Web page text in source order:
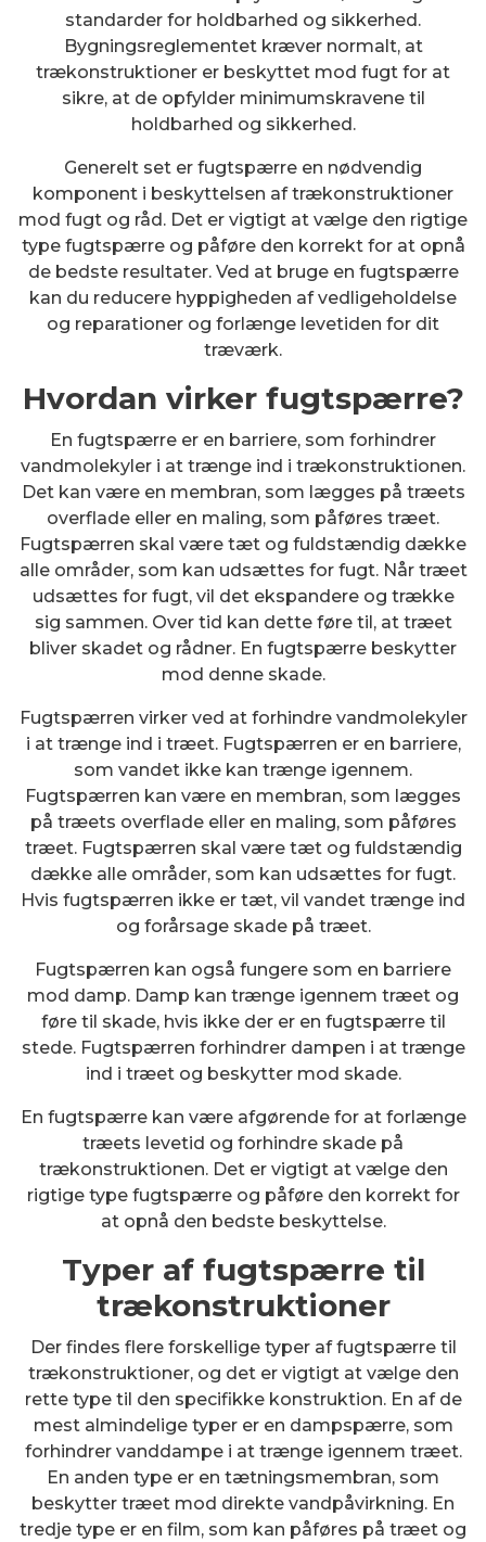
standarder for holdbarhed og sikkerhed.
Bygningsreglementet kræver normalt, at
trækonstruktioner er beskyttet mod fugt for at
sikre, at de opfylder minimumskravene til
holdbarhed og sikkerhed.
Generelt set er fugtspærre en nødvendig
komponent i beskyttelsen af trækonstruktioner
mod fugt og råd. Det er vigtigt at vælge den rigtige
type fugtspærre og påføre den korrekt for at opnå
de bedste resultater. Ved at bruge en fugtspærre
kan du reducere hyppigheden af ​​vedligeholdelse
og reparationer og forlænge levetiden for dit
træværk.
Hvordan virker fugtspærre?
En fugtspærre er en barriere, som forhindrer
vandmolekyler i at trænge ind i trækonstruktionen.
Det kan være en membran, som lægges på træets
overflade eller en maling, som påføres træet.
Fugtspærren skal være tæt og fuldstændig dække
alle områder, som kan udsættes for fugt. Når træet
udsættes for fugt, vil det ekspandere og trække
sig sammen. Over tid kan dette føre til, at træet
bliver skadet og rådner. En fugtspærre beskytter
mod denne skade.
Fugtspærren virker ved at forhindre vandmolekyler
i at trænge ind i træet. Fugtspærren er en barriere,
som vandet ikke kan trænge igennem.
Fugtspærren kan være en membran, som lægges
på træets overflade eller en maling, som påføres
træet. Fugtspærren skal være tæt og fuldstændig
dække alle områder, som kan udsættes for fugt.
Hvis fugtspærren ikke er tæt, vil vandet trænge ind
og forårsage skade på træet.
Fugtspærren kan også fungere som en barriere
mod damp. Damp kan trænge igennem træet og
føre til skade, hvis ikke der er en fugtspærre til
stede. Fugtspærren forhindrer dampen i at trænge
ind i træet og beskytter mod skade.
En fugtspærre kan være afgørende for at forlænge
træets levetid og forhindre skade på
trækonstruktionen. Det er vigtigt at vælge den
rigtige type fugtspærre og påføre den korrekt for
at opnå den bedste beskyttelse.
Typer af fugtspærre til
trækonstruktioner
Der findes flere forskellige typer af fugtspærre til
trækonstruktioner, og det er vigtigt at vælge den
rette type til den specifikke konstruktion. En af de
mest almindelige typer er en dampspærre, som
forhindrer vanddampe i at trænge igennem træet.
En anden type er en tætningsmembran, som
beskytter træet mod direkte vandpåvirkning. En
tredje type er en film, som kan påføres på træet og